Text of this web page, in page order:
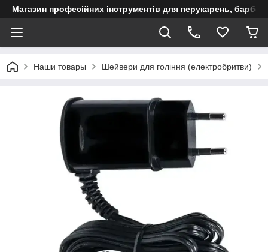
Магазин професійних інструментів для перукарень,
Наши товары Шейвери для гоління (електробритви)